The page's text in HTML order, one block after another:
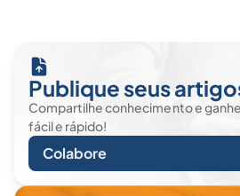
Publique seus
Compartilhe conhecimento e
fácil e rápido!
Colabore